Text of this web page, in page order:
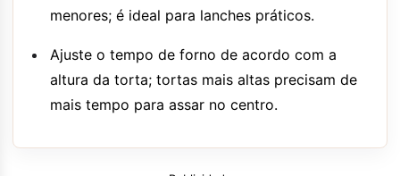
menores; é ideal para lanches práticos.
Ajuste o tempo de forno de acordo com a
altura da torta; tortas mais altas precisam de
mais tempo para assar no centro.